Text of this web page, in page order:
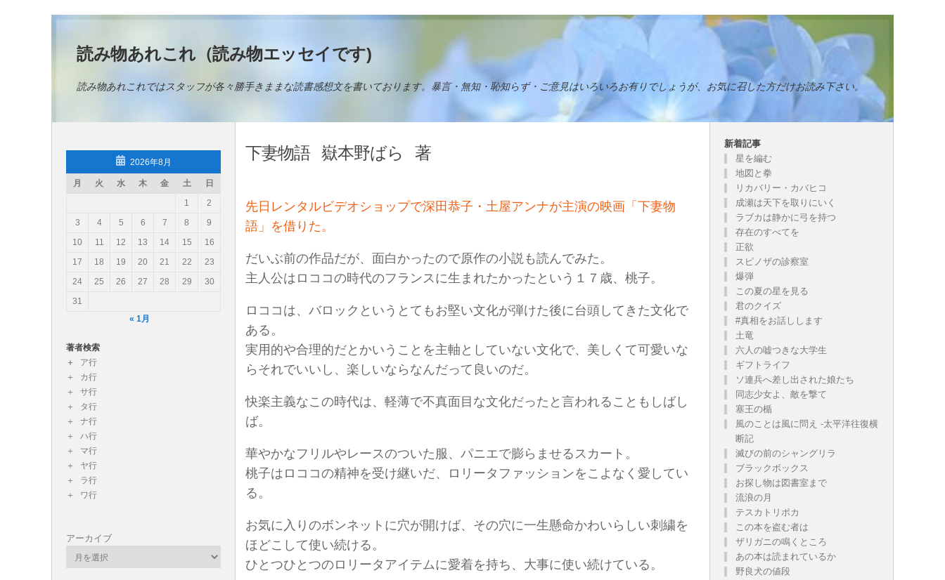
コンテンツへスキップ
読み物あれこれ（読み物エッセイです)
読み物あれこれではスタッフが各々勝手きままな読書感想文を書いております。暴言・無知・恥知らず・ご意見はいろいろお有りでしょうが、お気に召した方だけお読み下さい。
下妻物語 嶽本野ばら 著
先日レンタルビデオショップで深田恭子・土屋アンナが主演の映画「下妻物
語」を借りた。
だいぶ前の作品だが、面白かったので原作の小説も読んでみた。
主人公はロココの時代のフランスに生まれたかったという１７歳、桃子。
ロココは、バロックというとてもお堅い文化が弾けた後に台頭してきた文化で
ある。
実用的や合理的だとかいうことを主軸としていない文化で、美しくて可愛いな
らそれでいいし、楽しいならなんだって良いのだ。
快楽主義なこの時代は、軽薄で不真面目な文化だったと言われることもしばし
ば。
華やかなフリルやレースのついた服、パニエで膨らませるスカート。
桃子はロココの精神を受け継いだ、ロリータファッションをこよなく愛してい
る。
お気に入りのボンネットに穴が開けば、その穴に一生懸命かわいらしい刺繍を
ほどこして使い続ける。
ひとつひとつのロリータアイテムに愛着を持ち、大事に使い続けている。
2026年8月
月 火 水 木 金 土
日
1
2
3
4 5 6 7 8
9
10
11 12 13 14 15
16
17
18 19 20 21 22
23
24
25 26 27 28 29
30
31
« 1月
著者検索
ア行
カ行
サ行
タ行
ナ行
ハ行
マ行
ヤ行
ラ行
ワ行
アーカイブ
新着記事
星を編む
地図と拳
リカバリー・カバヒコ
成瀬は天下を取りにいく
ラブカは静かに弓を持つ
存在のすべてを
正欲
スピノザの診察室
爆弾
この夏の星を見る
君のクイズ
#真相をお話しします
土竜
六人の嘘つきな大学生
ギフトライフ
ソ連兵へ差し出された娘たち
同志少女よ、敵を撃て
塞王の楯
風のことは風に問え -太平洋往復横
断記
滅びの前のシャングリラ
ブラックボックス
お探し物は図書室まで
流浪の月
テスカトリポカ
この本を盗む者は
ザリガニの鳴くところ
あの本は読まれているか
野良犬の値段